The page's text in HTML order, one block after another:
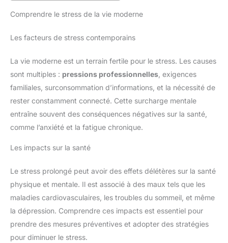
Comprendre le stress de la vie moderne
Les facteurs de stress contemporains
La vie moderne est un terrain fertile pour le stress. Les causes
sont multiples : pressions professionnelles, exigences
familiales, surconsommation d’informations, et la nécessité de
rester constamment connecté. Cette surcharge mentale
entraîne souvent des conséquences négatives sur la santé,
comme l’anxiété et la fatigue chronique.
Les impacts sur la santé
Le stress prolongé peut avoir des effets délétères sur la santé
physique et mentale. Il est associé à des maux tels que les
maladies cardiovasculaires, les troubles du sommeil, et même
la dépression. Comprendre ces impacts est essentiel pour
prendre des mesures préventives et adopter des stratégies
pour diminuer le stress.